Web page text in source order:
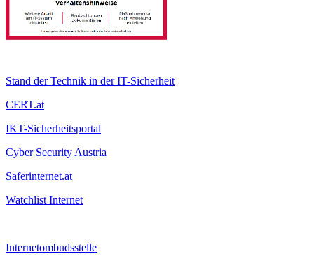
Stand der Technik in der IT-Sicherheit
CERT.at
IKT-Sicherheitsportal
Cyber Security Austria
Saferinternet.at
Watchlist Internet
Internetombudsstelle